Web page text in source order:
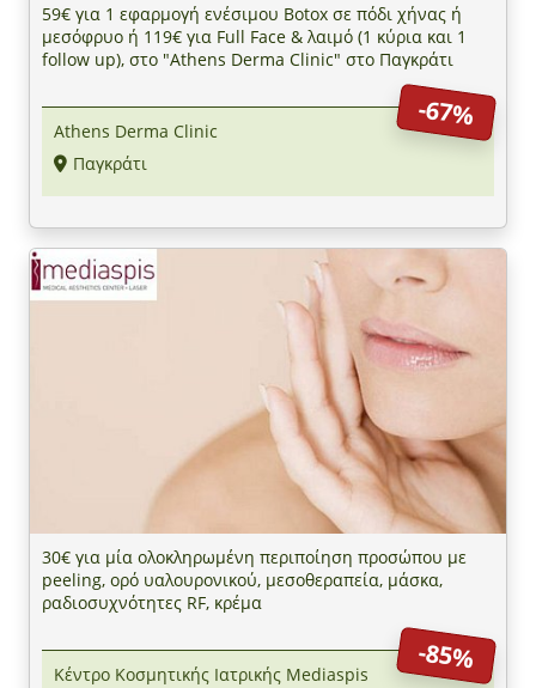
59€ για 1 εφαρμογή ενέσιμου Botox σε πόδι χήνας ή
μεσόφρυο ή 119€ για Full Face & λαιμό (1 κύρια και 1
follow up), στο "Athens Derma Clinic" στο Παγκράτι
-67%
Athens Derma Clinic
Παγκράτι
30€ για μία ολοκληρωμένη περιποίηση προσώπου με
peeling, ορό υαλουρονικού, μεσοθεραπεία, μάσκα,
ραδιοσυχνότητες RF, κρέμα
-85%
Κέντρο Κοσμητικής Ιατρικής Mediaspis